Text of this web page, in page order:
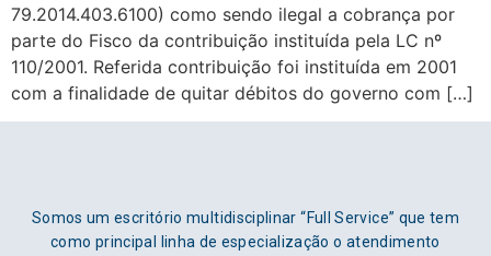
79.2014.403.6100) como sendo ilegal a cobrança por
parte do Fisco da contribuição instituída pela LC nº
110/2001. Referida contribuição foi instituída em 2001
com a finalidade de quitar débitos do governo com […]
Somos um escritório multidisciplinar “Full Service” que tem
como principal linha de especialização o atendimento